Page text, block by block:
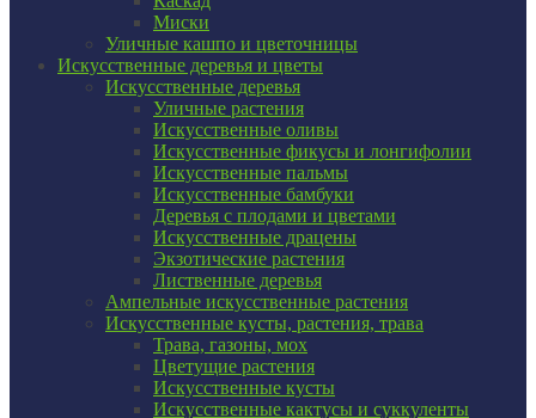
Миски
Уличные кашпо и цветочницы
Искусственные деревья и цветы
Искусственные деревья
Уличные растения
Искусственные оливы
Искусственные фикусы и лонгифолии
Искусственные пальмы
Искусственные бамбуки
Деревья с плодами и цветами
Искусственные драцены
Экзотические растения
Лиственные деревья
Ампельные искусственные растения
Искусственные кусты, растения, трава
Трава, газоны, мох
Цветущие растения
Искусственные кусты
Искусственные кактусы и суккуленты